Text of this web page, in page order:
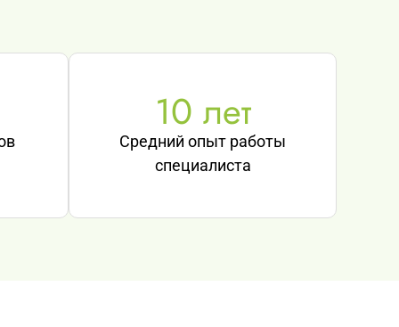
Средний опыт работы
специалиста
10 лет